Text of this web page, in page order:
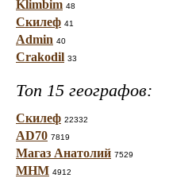
Klimbim 48
Скилеф 41
Admin 40
Crakodil 33
Топ 15 географов:
Скилеф 22332
AD70 7819
Магаз Анатолий 7529
МНМ 4912